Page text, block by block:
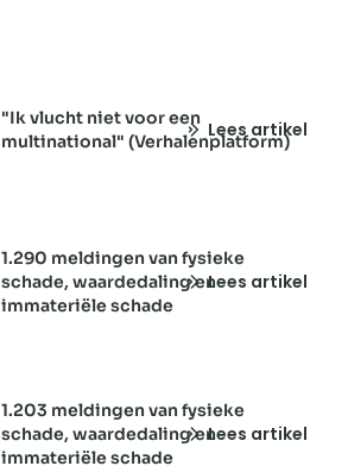
"Ik vlucht niet voor een
multinational" (Verhalenplatform)
Lees artikel
1.290 meldingen van fysieke
schade, waardedaling en
immateriële schade
Lees artikel
1.203 meldingen van fysieke
schade, waardedaling en
immateriële schade
Lees artikel